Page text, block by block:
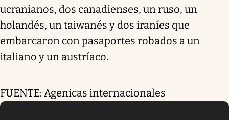
ucranianos, dos canadienses, un ruso, un
holandés, un taiwanés y dos iraníes que
embarcaron con pasaportes robados a un
italiano y un austríaco.
FUENTE: Agenicas internacionales